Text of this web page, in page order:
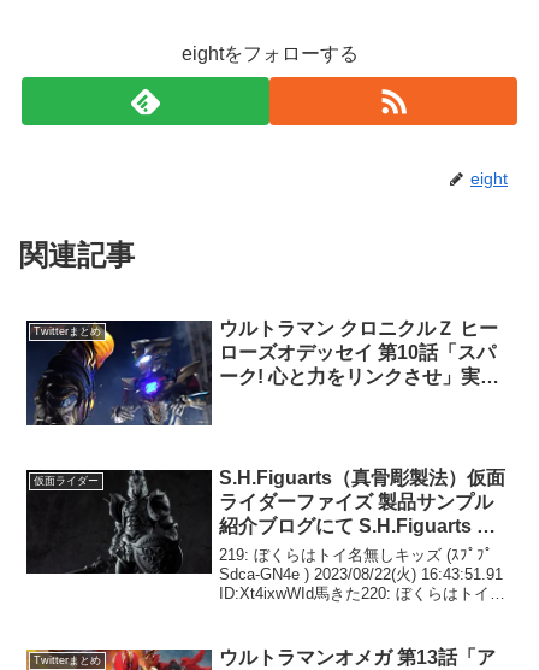
eightをフォローする
eight
関連記事
Twitterまとめ
ウルトラマン クロニクルＺ ヒー
ローズオデッセイ 第10話「スパ
ーク! 心と力をリンクさせ」実況
仮面ライダー
S.H.Figuarts（真骨彫製法）仮面
ライダーファイズ 製品サンプル
紹介ブログにて S.H.Figuarts ホ
ースオルフェノクの製品サンプル
が公開 造りはかなり良いが真骨
彫製法なのだろうか？
219: ぼくらはトイ名無しキッズ (ｽﾌﾟﾌﾟ
Sdca-GN4e ) 2023/08/22(火) 16:43:51.91
ID:Xt4ixwWId馬きた220: ぼくらはトイ名
Twitterまとめ
ウルトラマンオメガ 第13話「ア